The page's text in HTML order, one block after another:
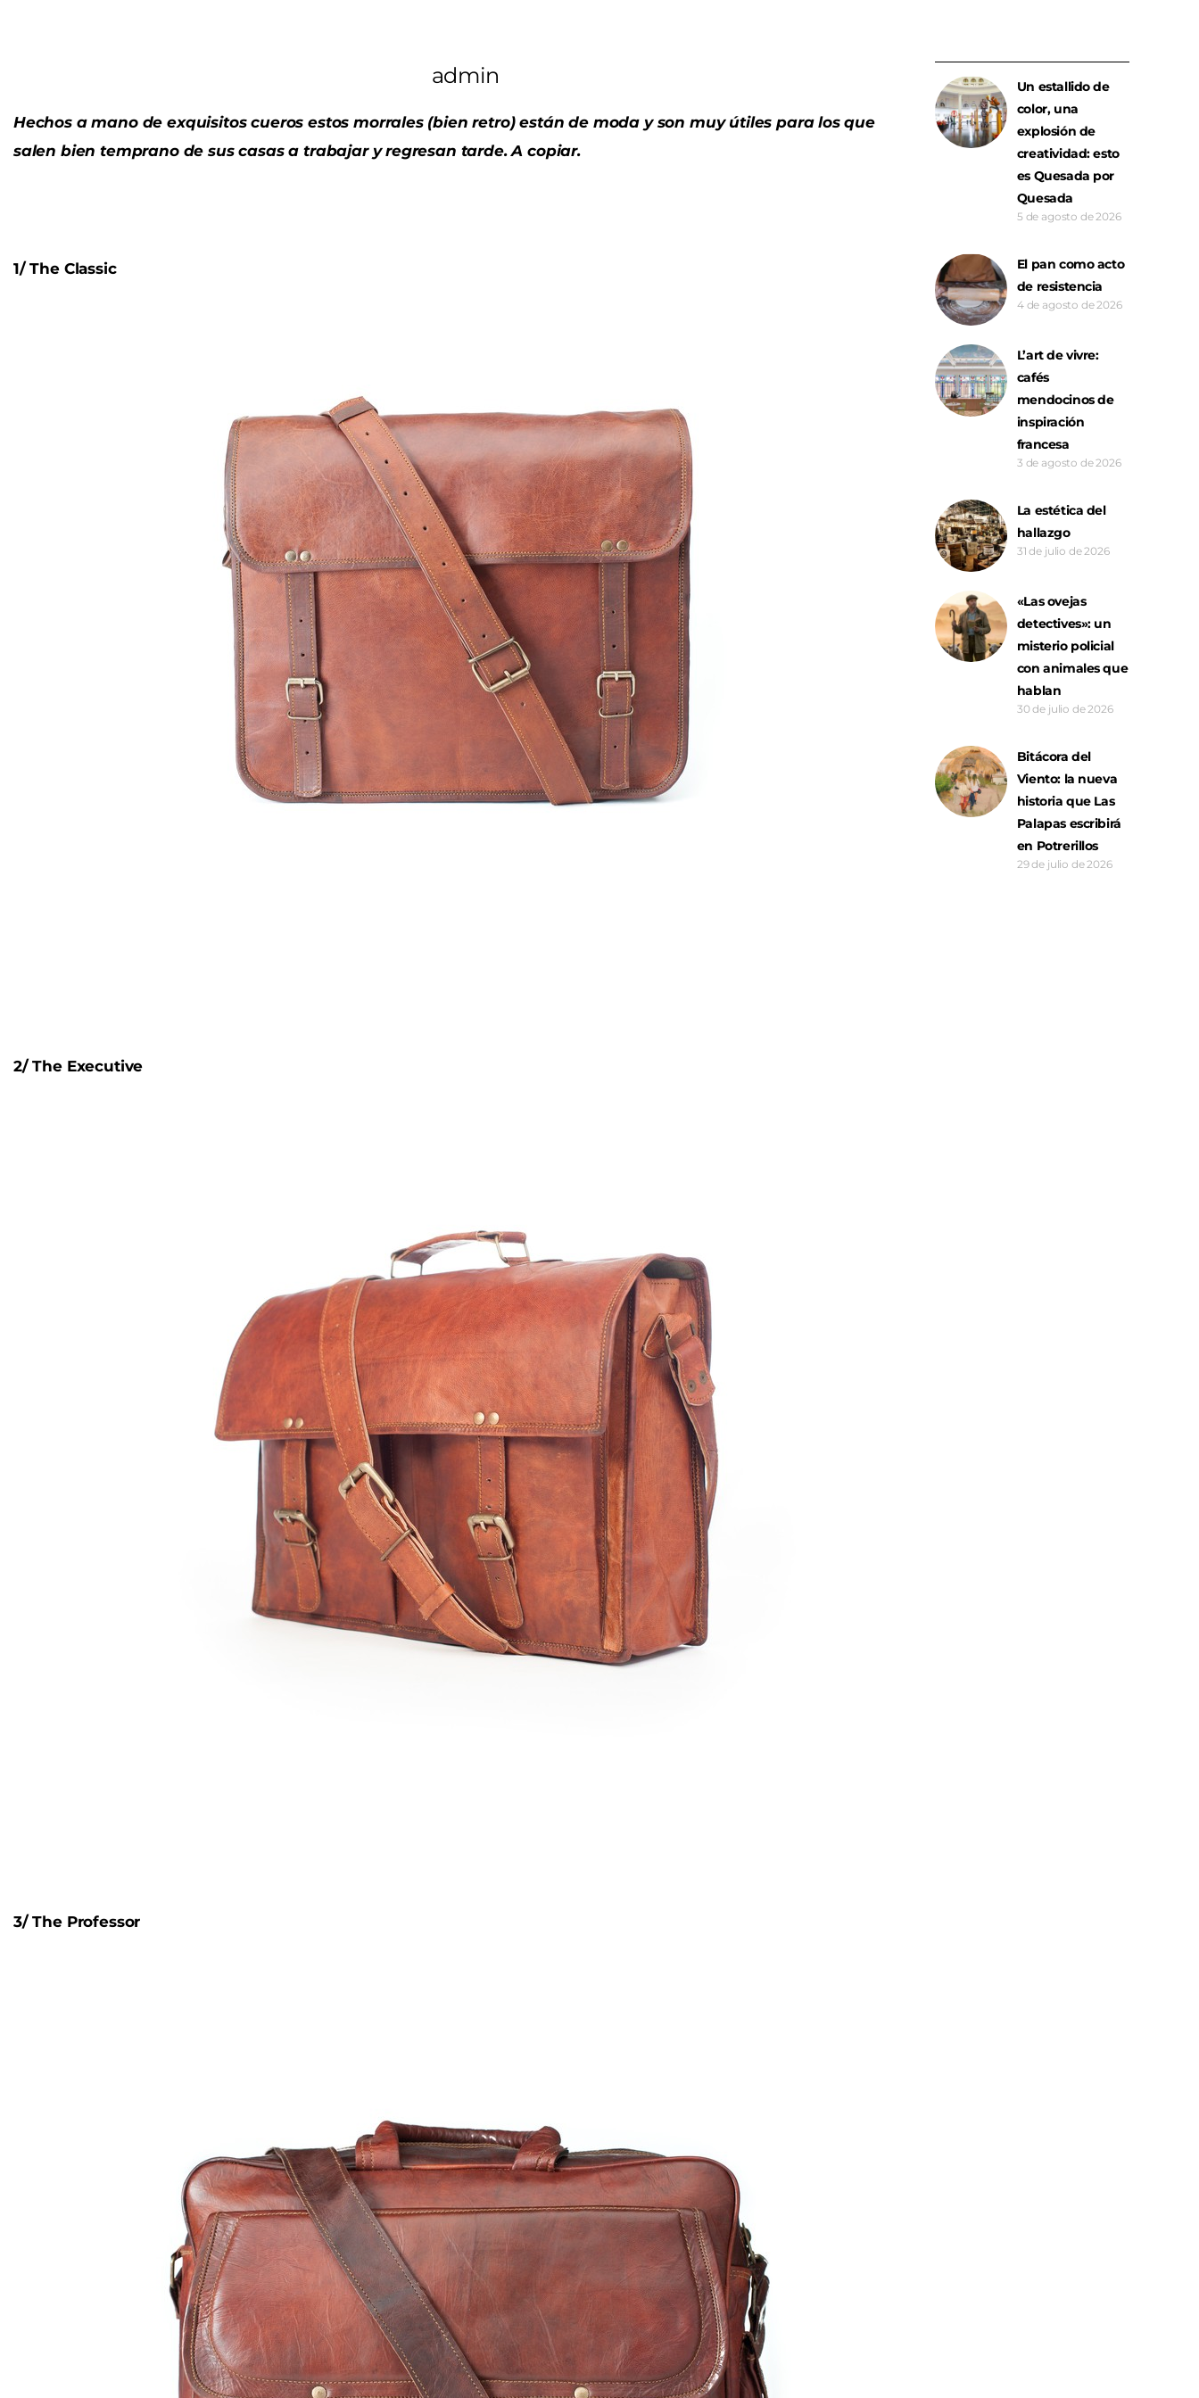
admin
Hechos a mano de exquisitos cueros estos morrales (bien retro) están de moda y son muy útiles para los que
salen bien temprano de sus casas a trabajar y regresan tarde. A copiar.
1/ The Classic
2/ The Executive
3/ The Professor
Un estallido de
color, una
explosión de
creatividad: esto
es Quesada por
Quesada
5 de agosto de 2026
El pan como acto
de resistencia
4 de agosto de 2026
L’art de vivre:
cafés
mendocinos de
inspiración
francesa
3 de agosto de 2026
La estética del
hallazgo
31 de julio de 2026
«Las ovejas
detectives»: un
misterio policial
con animales que
hablan
30 de julio de 2026
Bitácora del
Viento: la nueva
historia que Las
Palapas escribirá
en Potrerillos
29 de julio de 2026